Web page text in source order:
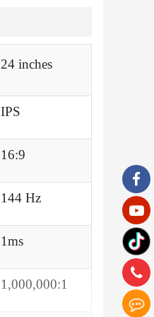
24 inches
IPS
16:9
144 Hz
1ms
1,000,000:1